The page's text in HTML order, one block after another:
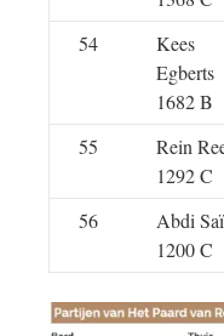
54
Kees
Egberts
1682 B
55
Rein
1292 C
56
Abdi
1200 C